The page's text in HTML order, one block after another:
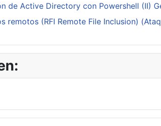
de Active Directory con Powershell (II)
remotos (RFI Remote File Inclusion)